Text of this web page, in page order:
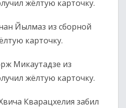
жёлтую карточку.
Йылмаз из сборной
карточку.
Микаутадзе из
жёлтую карточку.
Кварацхелия забил